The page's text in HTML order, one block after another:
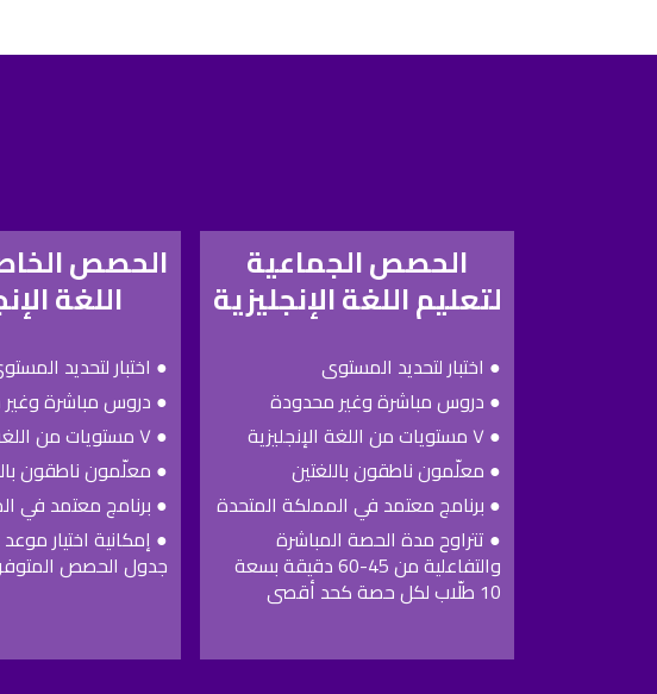
الحصص الجماعية
لتعليم اللغة الإنجليزية
● اختبار لتحديد المستوى
● دروس مباشرة وغير محدودة
● ٧ مستويات من اللغة الإنجليزية
● معلّمون ناطقون باللغتين
● برنامج معتمد في المملكة المتحدة​
● تتراوح مدة الحصة المباشرة
والتفاعلية من 45-60 دقيقة بسعة
10 طلّاب لكل حصة كحد أقصى
الحصص
اللغة
● اختبار لتحديد
● دروس مباشرة
● ٧ مستويات من اللغة الإنجليزية
● معلّمون ناطقون
● برنامج معتمد في
● إمكانية اختيار
جدول الحصص